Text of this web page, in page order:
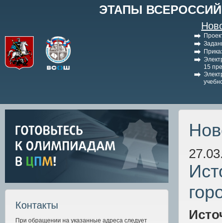
ЭТАПЫ
15
Контакты
При обращении на указанные адреса следует